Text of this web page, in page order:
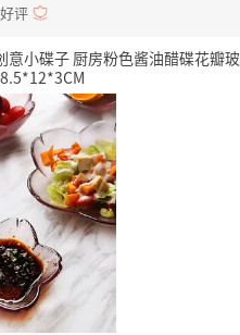
评
小碟子 厨房粉色酱油醋碟花瓣玻